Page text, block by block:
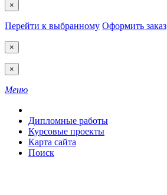
×
Перейти к выбранному Оформить заказ
×
×
Меню
Дипломные работы
Курсовые проекты
Карта сайта
Поиск